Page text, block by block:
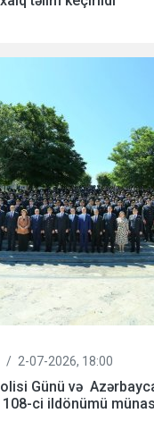
/ 2-07-2026, 18:00
Günü və
108-ci ildönümü